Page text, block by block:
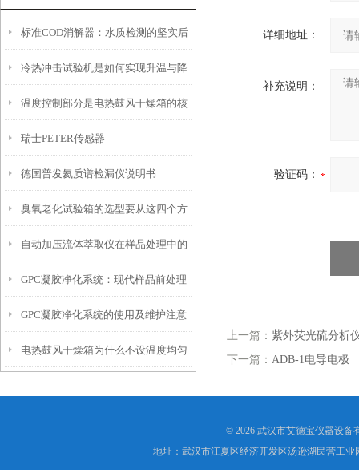
标准COD消解器：水质检测的坚实后
盾
冷热冲击试验机是如何实现升温与降
温的过程？
温度控制部分是电热鼓风干燥箱的核
心部分
瑞士PETER传感器
德国普发氦质谱检漏仪说明书
臭氧老化试验箱的选型要从这四个方
面入手
自动加压流体萃取仪在样品处理中的
应用
GPC凝胶净化系统：现代样品前处理
的核心技术
GPC凝胶净化系统的使用及维护注意
事项
电热鼓风干燥箱为什么不设温度均匀
详细地址：
补充说明：
验证码：
上一篇： 紫外荧光硫分析
下一篇： ADB-1电导电极
© 2026 武汉市艾德宝仪器设备
地址：武汉市江夏区经济开发区汤逊湖民营工业